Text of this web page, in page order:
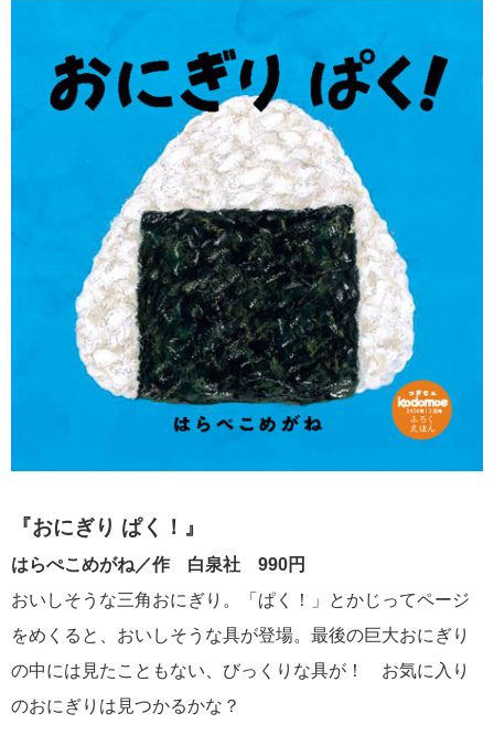
『おにぎり ぱく！』
はらぺこめがね／作 白泉社 990円
おいしそうな三角おにぎり。「ぱく！」とかじってページ
をめくると、おいしそうな具が登場。最後の巨大おにぎり
の中には見たこともない、びっくりな具が！ お気に入り
のおにぎりは見つかるかな？